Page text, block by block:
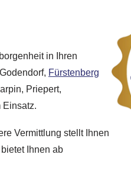
in Ihren
Fürstenberg
Priepert,
Einsatz.
Vermittlung stellt Ihnen
Ihnen ab